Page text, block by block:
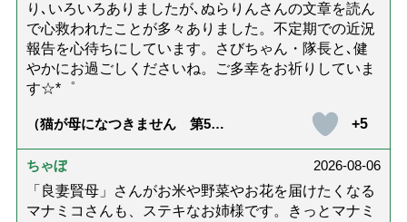
り､いろいろありましたが､ぬらりんさんの文章を読ん
で心救われたことが多々ありました。不定期での近況
報告を心待ちにしています。さびちゃん・隊長と､健
やかにお過ごしくださいね。ご多幸をお祈りしていま
す☆*゜
（猫が母になつきません 第500
+5
ちゃぼ
2026-08-06
「良妻賢母」さんがお米や野菜やお花を届けたくなる
マナミコさんも、ステキなお姉様です。きっとマナミ